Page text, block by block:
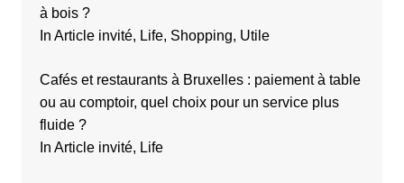
à bois ?
In Article invité, Life, Shopping, Utile
Cafés et restaurants à Bruxelles : paiement à table
ou au comptoir, quel choix pour un service plus
fluide ?
In Article invité, Life